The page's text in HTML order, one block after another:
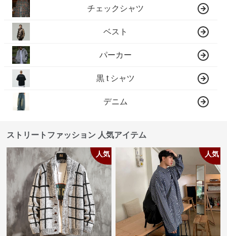
チェックシャツ
ベスト
パーカー
黒 t シャツ
デニム
ストリートファッション 人気アイテム
人気 人気